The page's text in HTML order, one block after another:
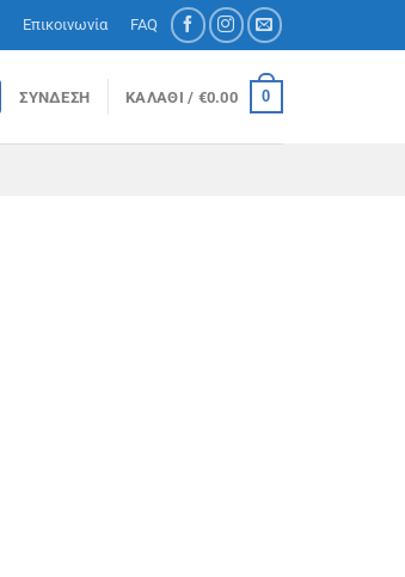
Επικοινωνία FAQ
ΣΎΝΔΕΣΗ ΚΑΛΆΘΙ / €0.00 0